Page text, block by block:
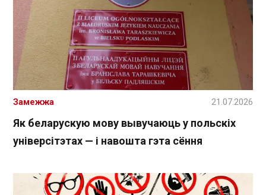
Як беларускую мову вывучаюць у польскіх
універсітэтах — і навошта гэта сёння
Замежжа 21.07.2026